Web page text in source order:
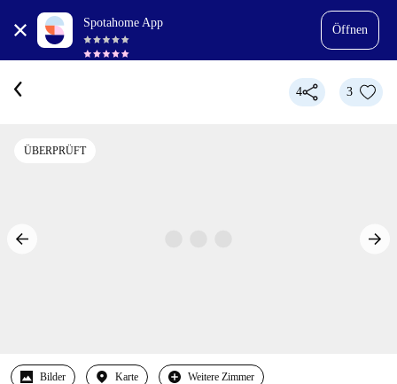
Spotahome App
Öffnen
4 3
ÜBERPRÜFT
Bilder Karte Weitere Zimmer